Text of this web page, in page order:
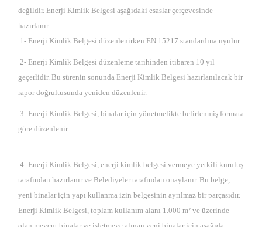
değildir. Enerji Kimlik Belgesi aşağıdaki esaslar çerçevesinde
hazırlanır.
1- Enerji Kimlik Belgesi düzenlenirken EN 15217 standardına uyulur.
2- Enerji Kimlik Belgesi düzenleme tarihinden itibaren 10 yıl
geçerlidir. Bu sürenin sonunda Enerji Kimlik Belgesi hazırlanılacak bir
rapor doğrultusunda yeniden düzenlenir.
3- Enerji Kimlik Belgesi, binalar için yönetmelikte belirlenmiş formata
göre düzenlenir.
4- Enerji Kimlik Belgesi, enerji kimlik belgesi vermeye yetkili kuruluş
tarafından hazırlanır ve Belediyeler tarafından onaylanır. Bu belge,
yeni binalar için yapı kullanma izin belgesinin ayrılmaz bir parçasıdır.
Enerji Kimlik Belgesi, toplam kullanım alanı 1.000 m² ve üzerinde